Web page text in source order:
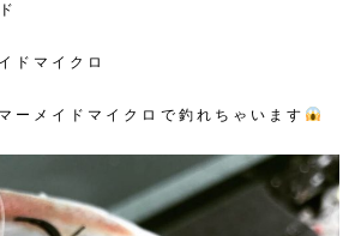
ドマイクロ
ーメイドマイクロで釣れちゃいます